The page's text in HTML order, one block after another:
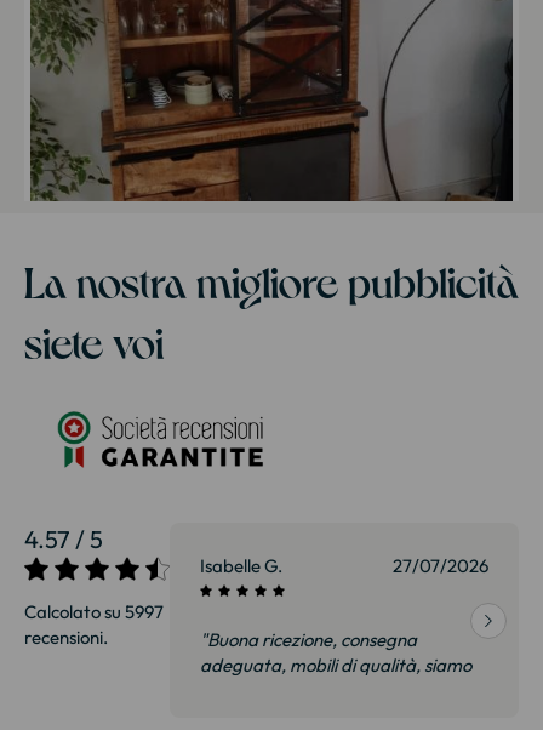
La nostra migliore pubblicità
siete voi
4.57 / 5
Calcolato su 5997
recensioni.
27/07/2026 Sophie S. 27/07/2026
"Divano molto bello! Consegna
rapida e curata."